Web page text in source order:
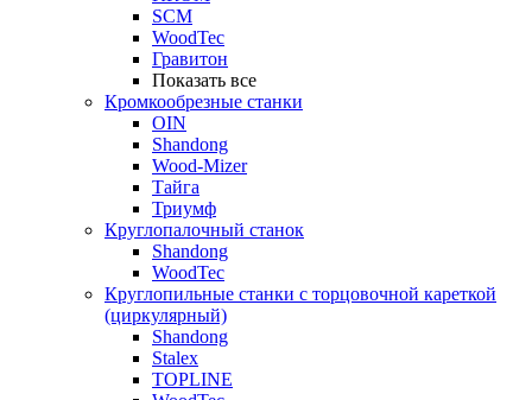
SCM
WoodTec
Гравитон
Показать все
Кромкообрезные станки
OIN
Shandong
Wood-Mizer
Тайга
Триумф
Круглопалочный станок
Shandong
WoodTec
Круглопильные станки с торцовочной кареткой
(циркулярный)
Shandong
Stalex
TOPLINE